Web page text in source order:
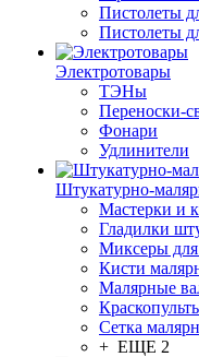
Пистолеты
Пистолеты
Электротовары
ТЭНы
Переноски-
Фонари
Удлинители
Штукатурно-
Мастерки и
Гладилки
Миксеры для
Кисти
Малярные
Сетка
+ ЕЩЕ 2